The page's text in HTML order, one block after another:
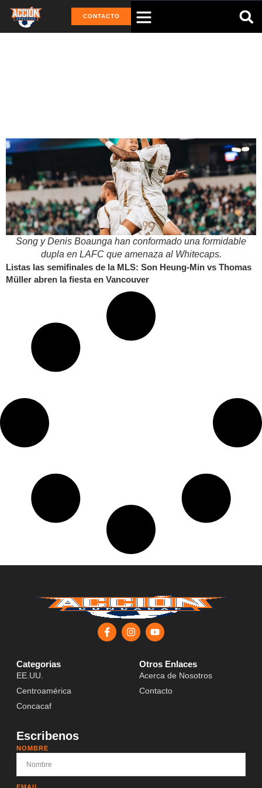
CONTACTO
Song y Denis Boaunga han conformado una formidable
dupla en LAFC que amenaza al Whitecaps.
Listas las semifinales de la MLS: Son Heung-Min vs Thomas
Müller abren la fiesta en Vancouver
Categorias
EE.UU.
Centroamérica
Concacaf
Otros Enlaces
Acerca de Nosotros
Contacto
Escribenos
NOMBRE